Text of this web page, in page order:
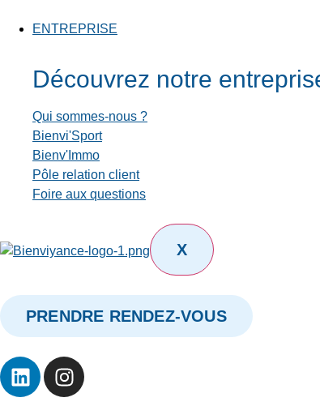
ENTREPRISE
Découvrez notre
Qui sommes-nous ?
Bienvi'Sport
Bienv'Immo
Pôle relation client
Foire aux questions
X
PRENDRE RENDEZ-VOUS